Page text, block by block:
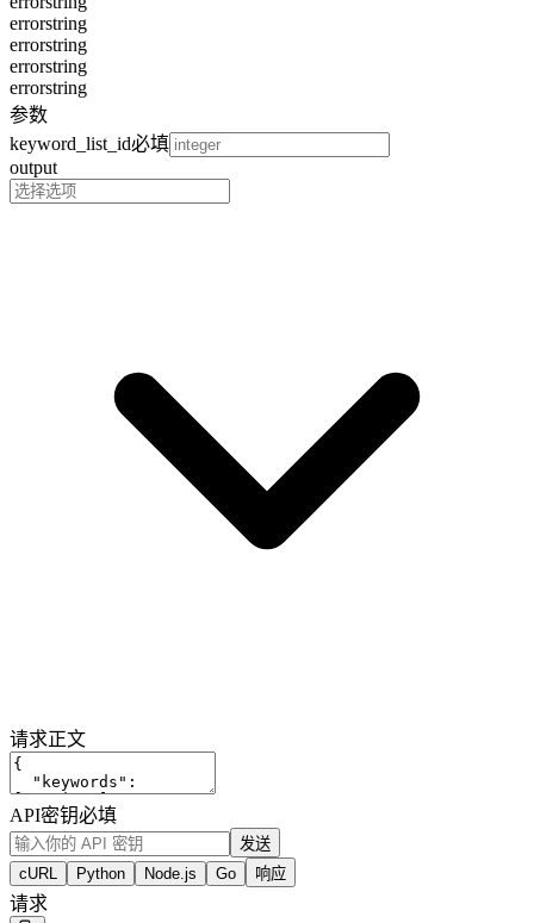
errorstring
errorstring
errorstring
errorstring
参数
keyword_list_id必填
output
请求正文
API密钥必填
发送
cURL
Python Node.js Go 响应
请求